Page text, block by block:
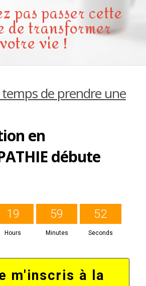
pas passer cette
de transformer
votre vie !
temps de prendre une
en
débute
19
Hours
59
Minutes
51
Seconds
m'inscris à la